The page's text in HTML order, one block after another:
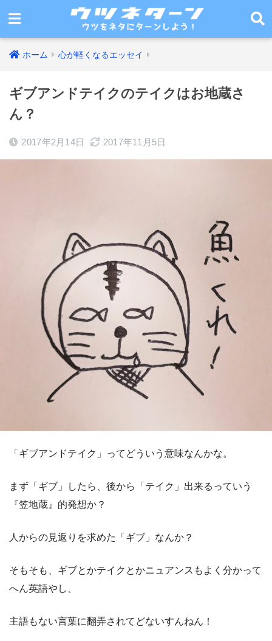
ホーム 心が軽くなるエッセイ
ギブアンドテイクのテイクはお地蔵さ
ん？
2017年2月14日 2017年11月5日
「ギブアンドテイク」ってどういう意味なんかな。
まず「ギブ」したら、後から「テイク」出来るっていう
『笠地蔵』的発想か？
人からの見返りを求めた「ギブ」なんか？
そもそも、ギブとかテイクとかニュアンスもよく分かって
へん英語やし、
主語もない言葉に翻弄されてどないすんねん！